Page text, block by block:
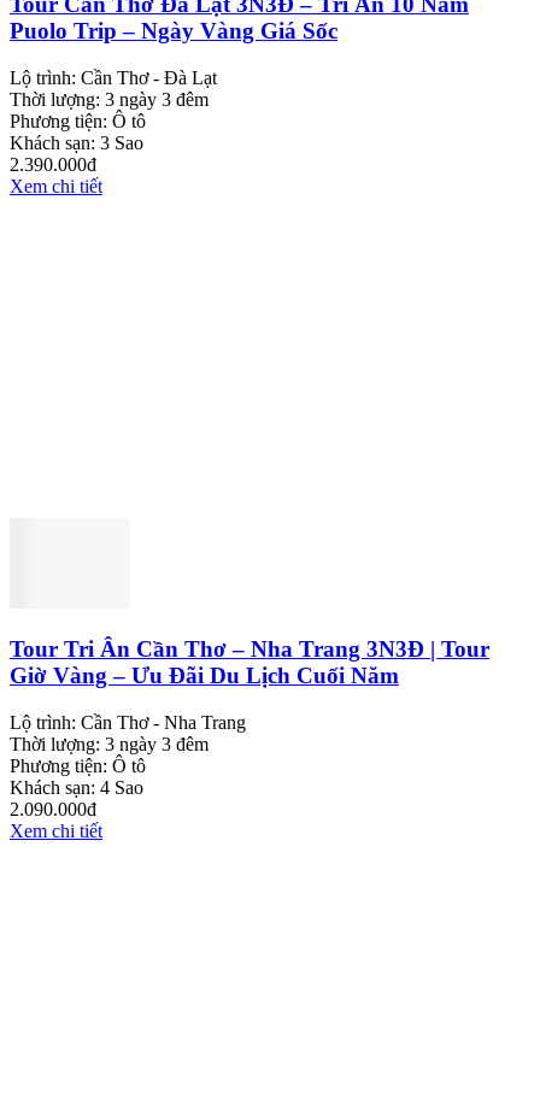
Puolo Trip – Ngày Vàng Giá Sốc
Lộ trình: Cần Thơ - Đà Lạt
Thời lượng: 3 ngày 3 đêm
Phương tiện: Ô tô
Khách sạn: 3 Sao
2.390.000đ
Xem chi tiết
Tour Tri Ân Cần Thơ – Nha Trang 3N3Đ | Tour
Giờ Vàng – Ưu Đãi Du Lịch Cuối Năm
Lộ trình: Cần Thơ - Nha Trang
Thời lượng: 3 ngày 3 đêm
Phương tiện: Ô tô
Khách sạn: 4 Sao
2.090.000đ
Xem chi tiết